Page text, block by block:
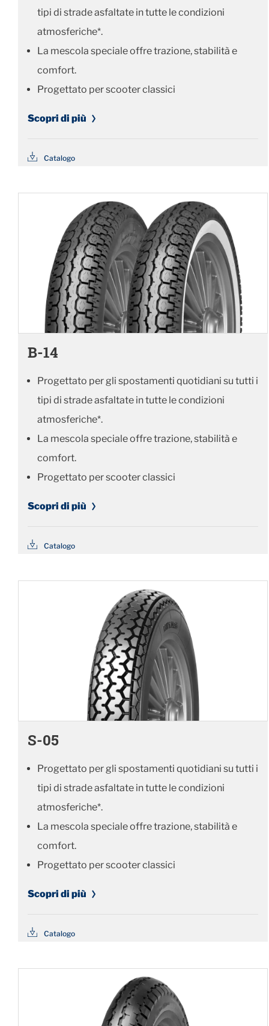
tipi di strade asfaltate in tutte le condizioni
atmosferiche*.
La mescola speciale offre trazione, stabilità e
comfort.
Progettato per scooter classici
Scopri di più
Catalogo
B-14
Progettato per gli spostamenti quotidiani su tutti i
tipi di strade asfaltate in tutte le condizioni
atmosferiche*.
La mescola speciale offre trazione, stabilità e
comfort.
Progettato per scooter classici
Scopri di più
Catalogo
S-05
Progettato per gli spostamenti quotidiani su tutti i
tipi di strade asfaltate in tutte le condizioni
atmosferiche*.
La mescola speciale offre trazione, stabilità e
comfort.
Progettato per scooter classici
Scopri di più
Catalogo